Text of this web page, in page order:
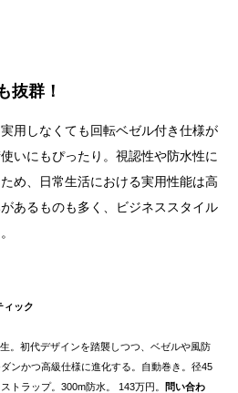
抜群！
用しなくても回転ベゼル付き仕様が
いにもぴったり。視認性や防水性に
め、日常生活における実用性能は高
あるものも多く、ビジネススタイル
ィック
。初代デザインを踏襲しつつ、ベゼルや風防
ンかつ高級仕様に進化する。自動巻き。径45
トラップ。300m防水。 143万円。 問い合わ